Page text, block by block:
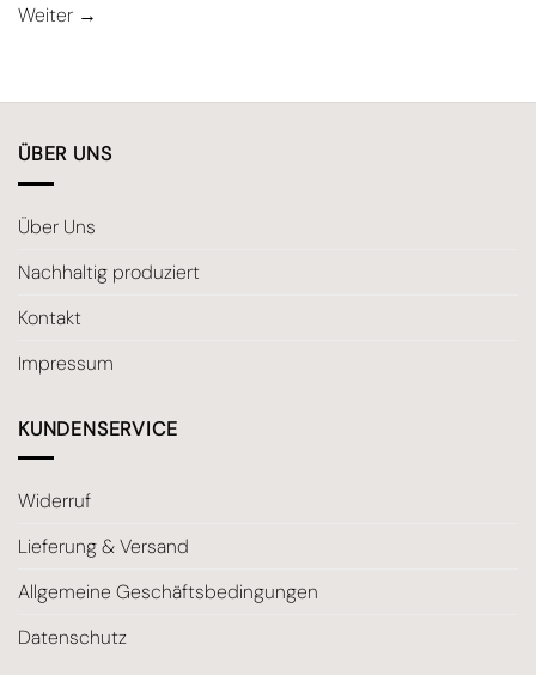
Weiter →
ÜBER UNS
Über Uns
Nachhaltig produziert
Kontakt
Impressum
KUNDENSERVICE
Widerruf
Lieferung & Versand
Allgemeine Geschäftsbedingungen
Datenschutz